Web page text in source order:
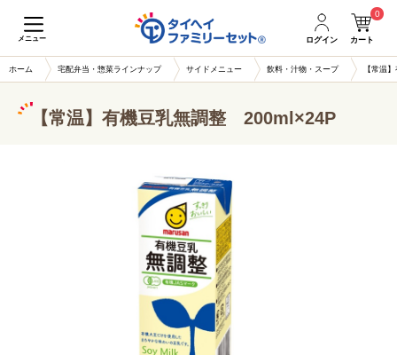
メニュー ログイン カート
0
ホーム 宅配弁当・惣菜ラインナップ サイドメニュー 飲料・汁物・スープ 【常温
【常温】有機豆乳無調整 200ml×24P